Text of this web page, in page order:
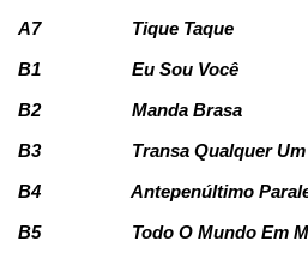
A7
Tique Taque
B1
Eu Sou Você
B2
Manda Brasa
B3
Transa Qualquer Um
B4
Antepenúltimo
B5
Todo O Mundo Em